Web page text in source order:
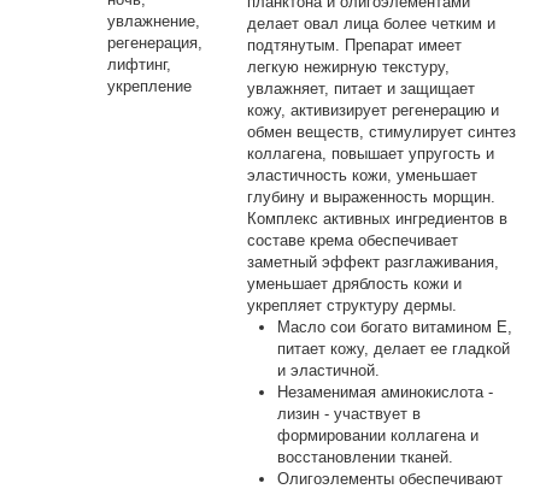
увлажнение,
регенерация,
лифтинг,
укрепление
делает овал лица более четким и
подтянутым. Препарат имеет
легкую нежирную текстуру,
увлажняет, питает и защищает
кожу, активизирует регенерацию и
обмен веществ, стимулирует синтез
коллагена, повышает упругость и
эластичность кожи, уменьшает
глубину и выраженность морщин.
Комплекс активных ингредиентов в
составе крема обеспечивает
заметный эффект разглаживания,
уменьшает дряблость кожи и
укрепляет структуру дермы.
Масло сои богато витамином Е,
питает кожу, делает ее гладкой
и эластичной.
Незаменимая аминокислота -
лизин - участвует в
формировании коллагена и
восстановлении тканей.
Олигоэлементы обеспечивают